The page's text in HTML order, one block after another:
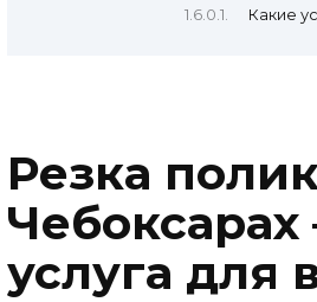
Какие
Резка
Чебоксарах
услуга для